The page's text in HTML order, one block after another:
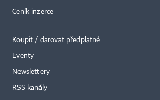
Ceník inzerce
Koupit / darovat předplatné
Eventy
Newslettery
RSS kanály